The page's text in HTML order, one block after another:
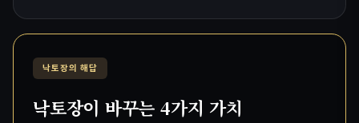
낙토장의 해답
낙토장이 바꾸는 4가지 가치